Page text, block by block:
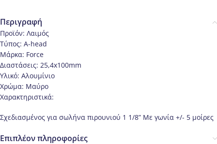
Περιγραφή
Προϊόν: Λαιμός
Τύπος: A-head
Μάρκα: Force
Διαστάσεις: 25,4x100mm
Υλικό: Αλουμίνιο
Χρώμα: Μαύρο
Χαρακτηριστικά:
Σχεδιασμένος για σωλήνα πιρουνιού 1 1/8” Με γωνία +/- 5 μοίρες
Επιπλέον πληροφορίες